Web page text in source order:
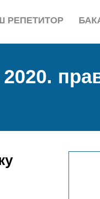
РЕПЕТИТОР